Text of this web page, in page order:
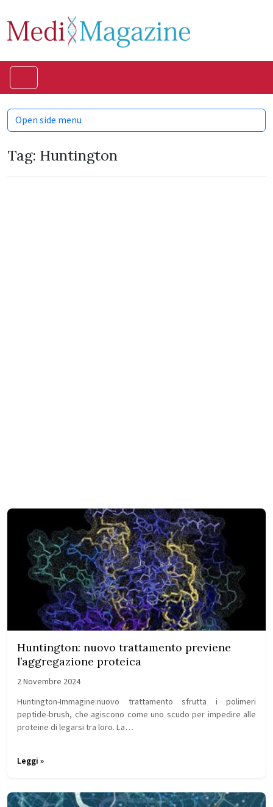
Tag: Huntington
Huntington: nuovo trattamento previene
l’aggregazione proteica
2 Novembre 2024
Huntington-Immagine:nuovo trattamento sfrutta i polimeri
peptide-brush, che agiscono come uno scudo per impedire alle
proteine ​​di legarsi tra loro. La…
Leggi »
Open side menu